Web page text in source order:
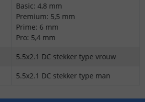
Basic: 4,8 mm
Premium: 5,5 mm
Prime: 6 mm
Pro: 5,4 mm
5.5x2.1 DC stekker type vrouw
5.5x2.1 DC stekker type man